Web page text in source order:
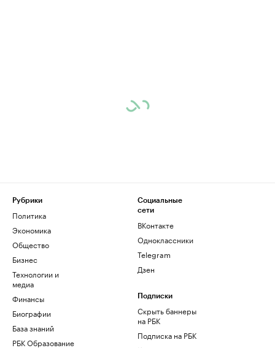
Рубрики
Политика
Экономика
Общество
Бизнес
Технологии и
медиа
Финансы
Биографии
База знаний
РБК Образование
Социальные
сети
ВКонтакте
Одноклассники
Telegram
Дзен
Подписки
Скрыть баннеры
на РБК
Подписка на РБК